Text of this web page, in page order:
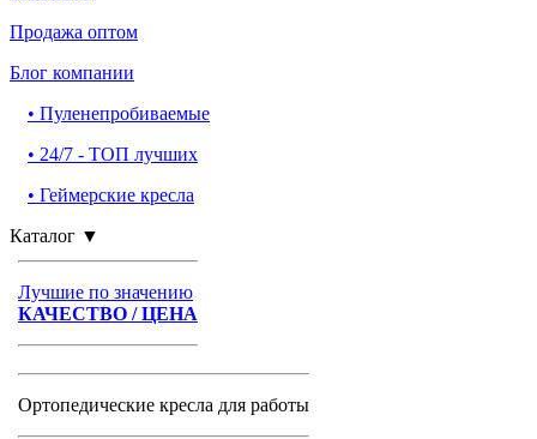
Продажа оптом
Блог компании
• Пуленепробиваемые
• 24/7 - ТОП лучших
• Геймерские кресла
Каталог ▼
Лучшие по значению
КАЧЕСТВО / ЦЕНА
Ортопедические кресла для работы